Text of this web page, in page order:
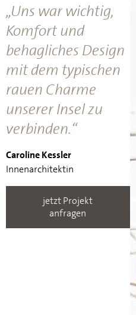
„Uns war wichtig,
Komfort und
behagliches Design
mit dem typischen
rauen Charme
unserer Insel zu
verbinden.“
Caroline Kessler
Innenarchitektin
jetzt Projekt
anfragen